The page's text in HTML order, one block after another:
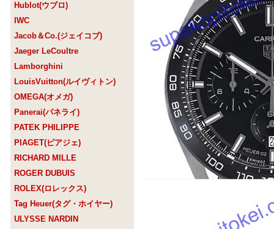
Hublot(ウブロ)
IWC
Jacob＆Co.(ジェイコブ)
Jaeger LeCoultre
Lamborghini
LouisVuitton(ルイヴィトン)
OMEGA(オメガ)
Panerai(パネライ)
PATEK PHILIPPE
PIAGET(ピアジェ)
RICHARD MILLE
ROGER DUBUIS
ROLEX(ロレックス)
Tag Heuer(タグ・ホイヤー)
ULYSSE NARDIN